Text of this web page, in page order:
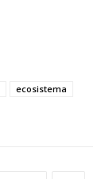
ecosistema